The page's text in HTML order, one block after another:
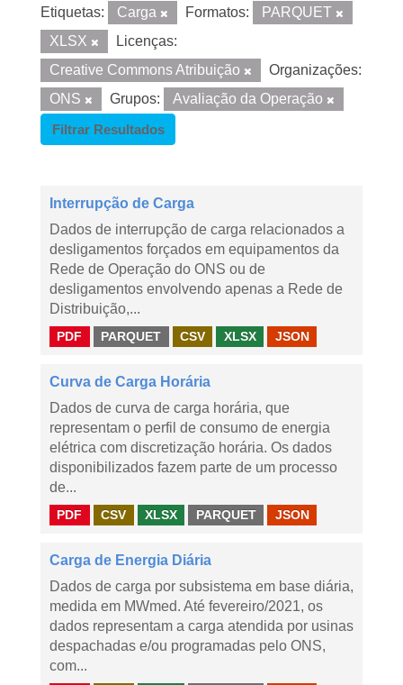
Etiquetas: Carga Formatos:
PARQUET
XLSX
Licenças:
Creative Commons Atribuição
Organizações:
ONS
Grupos:
Avaliação da Operação
Filtrar Resultados
Interrupção de Carga
Dados de interrupção de carga relacionados a
desligamentos forçados em equipamentos da
Rede de Operação do ONS ou de
desligamentos envolvendo apenas a Rede de
Distribuição,...
PDF PARQUET CSV XLSX JSON
Curva de Carga Horária
Dados de curva de carga horária, que
representam o perfil de consumo de energia
elétrica com discretização horária. Os dados
disponibilizados fazem parte de um processo
de...
PDF CSV XLSX PARQUET JSON
Carga de Energia Diária
Dados de carga por subsistema em base diária,
medida em MWmed. Até fevereiro/2021, os
dados representam a carga atendida por usinas
despachadas e/ou programadas pelo ONS,
com...